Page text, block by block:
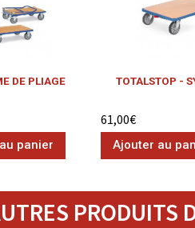
DE PLIAGE
panier
TOTALSTOP -
61,00€
Ajouter au
PRODUITS